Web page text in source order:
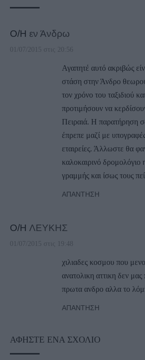
Ο/Η εν Άνδρω
01/07/2015 στις 20:56
Αγαπητέ αυτό ακριβώς
στάση στην Άνδρο
τον χρόνο του ταξιδιού
προτιμήσουν να
Πειραιά. Η παρατήρηση
έπρεπε μαζί με
εταιρείες. Άλλωστε θα
καλοκαιρινό δρομολόγιο
γραμμής και ίσως τους
ΑΠΆΝΤΗΣΗ
Ο/Η ΛΕΥΚΗΣ
01/07/2015 στις 19:48
χιλιαδες κοσμου που
ανατολικη αττικη δεν μας
πρωτα ανδρο αλλα το
ΑΠΆΝΤΗΣΗ
ΑΦΉΣΤΕ ΈΝΑ ΣΧΌΛΙΟ